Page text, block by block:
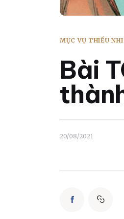
MỤC VỤ THIẾU NHI
Bài
20/08/2021